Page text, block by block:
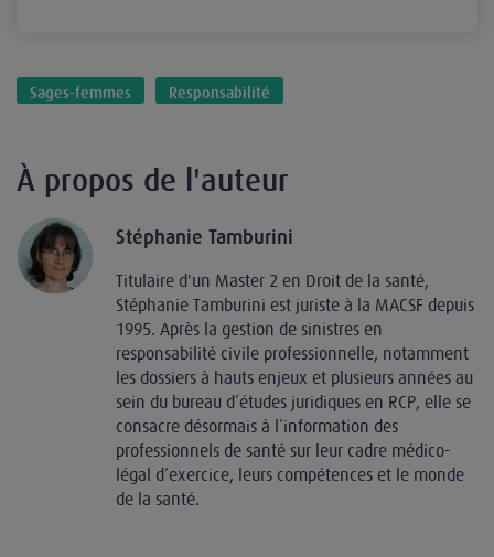
Sages-femmes Responsabilité
À propos de l'auteur
Stéphanie Tamburini
Titulaire d'un Master 2 en Droit de la santé,
Stéphanie Tamburini est juriste à la MACSF depuis
1995. Après la gestion de sinistres en
responsabilité civile professionnelle, notamment
les dossiers à hauts enjeux et plusieurs années au
sein du bureau d’études juridiques en RCP, elle se
consacre désormais à l’information des
professionnels de santé sur leur cadre médico-
légal d’exercice, leurs compétences et le monde
de la santé.